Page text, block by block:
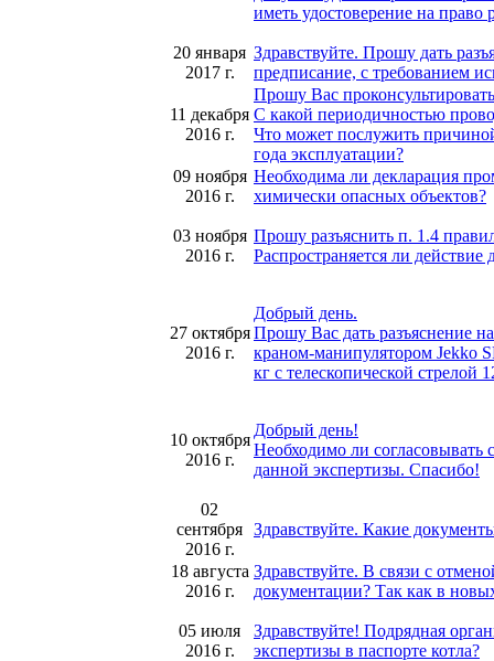
иметь удостоверение на право
20 января
2017 г.
Здравствуйте. Прошу дать
предписание, с требованием
11 декабря
2016 г.
Прошу Вас
С какой периодичностью
Что может послужить
года эксплуатации?
09 ноября
2016 г.
Необходима ли декларация
химически опасных объектов?
03 ноября
2016 г.
Прошу разъяснить п. 1.4
Распространяется ли
27 октября
2016 г.
Добрый день.
Прошу Вас дать разъяснение
краном-манипулятором Jekko
кг с телескопической стрелой
10 октября
2016 г.
Добрый день!
Необходимо ли согласовывать
данной экспертизы. Спасибо!
02
сентября
2016 г.
Здравствуйте. Какие
18 августа
2016 г.
Здравствуйте. В связи с
документации? Так как в
05 июля
2016 г.
Здравствуйте! Подрядная
экспертизы в паспорте котла?